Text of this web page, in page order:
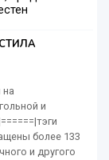
на
и
более 133
и другого